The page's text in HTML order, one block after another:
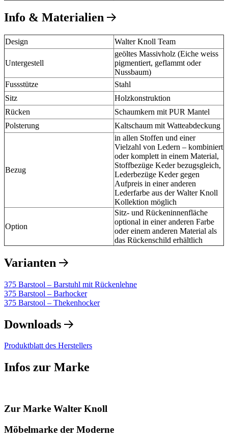
Info & Materialien
Design Walter Knoll Team
Untergestell
geöltes Massivholz (Eiche weiss
pigmentiert, geflammt oder
Nussbaum)
Fussstütze
Stahl
Sitz
Holzkonstruktion
Rücken
Schaumkern mit PUR Mantel
Polsterung
Kaltschaum mit Watteabdeckung
Bezug
in allen Stoffen und einer
Vielzahl von Ledern – kombiniert
oder komplett in einem Material,
Stoffbezüge Keder bezugsgleich,
Lederbezüge Keder gegen
Aufpreis in einer anderen
Lederfarbe aus der Walter Knoll
Kollektion möglich
Option
Sitz- und Rückeninnenfläche
optional in einer anderen Farbe
oder einem anderen Material als
das Rückenschild erhältlich
Varianten
375 Barstool – Barstuhl mit Rückenlehne
375 Barstool – Barhocker
375 Barstool – Thekenhocker
Downloads
Produktblatt des Herstellers
Infos zur Marke
Zur Marke Walter Knoll
Möbelmarke der Moderne